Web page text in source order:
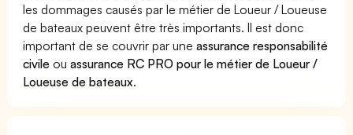
les dommages causés par le métier de Loueur / Loueuse
de bateaux peuvent être très importants. Il est donc
important de se couvrir par uneassurance responsabilité
civile ouassurance RC PRO pour le métier de Loueur /
Loueuse de bateaux.